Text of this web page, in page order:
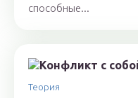
способные...
Теория